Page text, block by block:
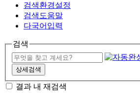
검색환경설정
검색도움말
다국어입력
검색
상세검색
결과 내 재검색